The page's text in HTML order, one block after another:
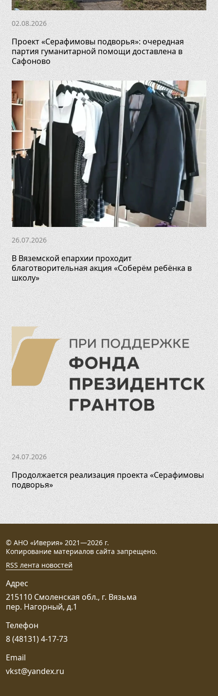
02.08.2026
Проект «Серафимовы подворья»: очередная
партия гуманитарной помощи доставлена в
Сафоново
26.07.2026
В Вяземской епархии проходит
благотворительная акция «Соберём ребёнка в
школу»
24.07.2026
Продолжается реализация проекта «Серафимовы
подворья»
© АНО «Иверия» 2021—2026 г.
Копирование материалов сайта запрещено.
RSS лента новостей
Адрес
215110 Смоленская обл., г. Вязьма
пер. Нагорный, д.1
Телефон
8 (48131) 4-17-73
Email
vkst@yandex.ru